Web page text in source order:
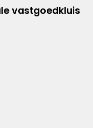
vastgoedkluis